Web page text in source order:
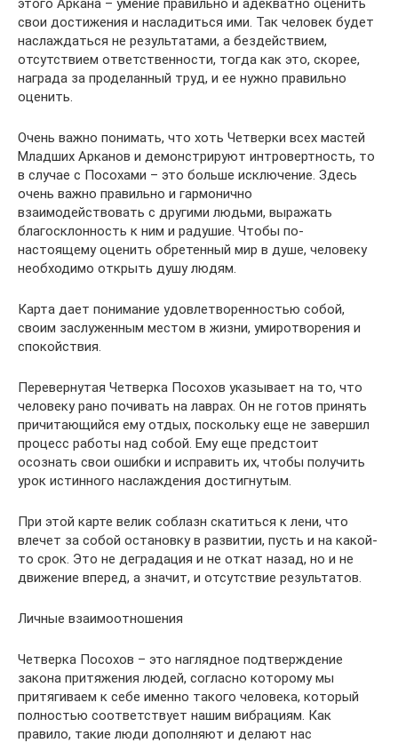
свои достижения и насладиться ими. Так человек будет
наслаждаться не результатами, а бездействием,
отсутствием ответственности, тогда как это, скорее,
награда за проделанный труд, и ее нужно правильно
оценить.
Очень важно понимать, что хоть Четверки всех мастей
Младших Арканов и демонстрируют интровертность, то
в случае с Посохами – это больше исключение. Здесь
очень важно правильно и гармонично
взаимодействовать с другими людьми, выражать
благосклонность к ним и радушие. Чтобы по-
настоящему оценить обретенный мир в душе, человеку
необходимо открыть душу людям.
Карта дает понимание удовлетворенностью собой,
своим заслуженным местом в жизни, умиротворения и
спокойствия.
Перевернутая Четверка Посохов указывает на то, что
человеку рано почивать на лаврах. Он не готов принять
причитающийся ему отдых, поскольку еще не завершил
процесс работы над собой. Ему еще предстоит
осознать свои ошибки и исправить их, чтобы получить
урок истинного наслаждения достигнутым.
При этой карте велик соблазн скатиться к лени, что
влечет за собой остановку в развитии, пусть и на какой-
то срок. Это не деградация и не откат назад, но и не
движение вперед, а значит, и отсутствие результатов.
Личные взаимоотношения
Четверка Посохов – это наглядное подтверждение
закона притяжения людей, согласно которому мы
притягиваем к себе именно такого человека, который
полностью соответствует нашим вибрациям. Как
правило, такие люди дополняют и делают нас